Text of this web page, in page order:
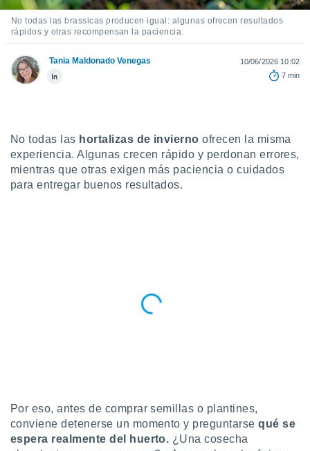
a la
la
todas
ya sean
nuestros
nos
perfil
y
en
cookies
CONFIGURACIÓN
No todas las brassicas producen igual: algunas ofrecen resultados
rápidos y otras recompensan la paciencia.
Tania Maldonado Venegas
10/06/2026 10:02
7 min
No todas las hortalizas de invierno ofrecen la misma
experiencia. Algunas crecen rápido y perdonan errores,
mientras que otras exigen más paciencia o cuidados
para entregar buenos resultados.
Por eso, antes de comprar semillas o plantines,
conviene detenerse un momento y preguntarsequé se
espera realmente del huerto. ¿Una cosecha